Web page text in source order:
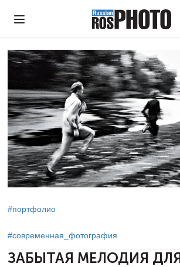
#портфолио
#современная_фотография
ЗАБЫТАЯ МЕЛОДИЯ ДЛЯ